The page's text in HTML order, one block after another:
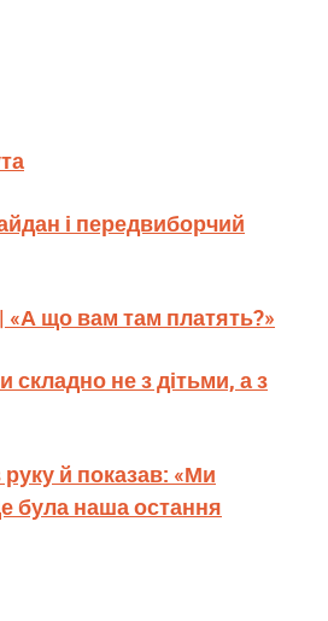
і передвиборчий
«А що вам там платять?»
складно не з дітьми, а з
й показав: «Ми
була наша остання